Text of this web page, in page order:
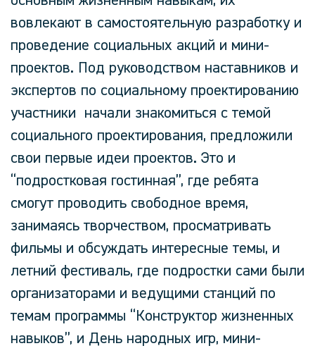
вовлекают в самостоятельную разработку и
проведение социальных акций и мини-
проектов. Под руководством наставников и
экспертов по социальному проектированию
участники начали знакомиться с темой
социального проектирования, предложили
свои первые идеи проектов. Это и
“подростковая гостинная”, где ребята
смогут проводить свободное время,
занимаясь творчеством, просматривать
фильмы и обсуждать интересные темы, и
летний фестиваль, где подростки сами были
организаторами и ведущими станций по
темам программы “Конструктор жизненных
навыков”, и День народных игр, мини-